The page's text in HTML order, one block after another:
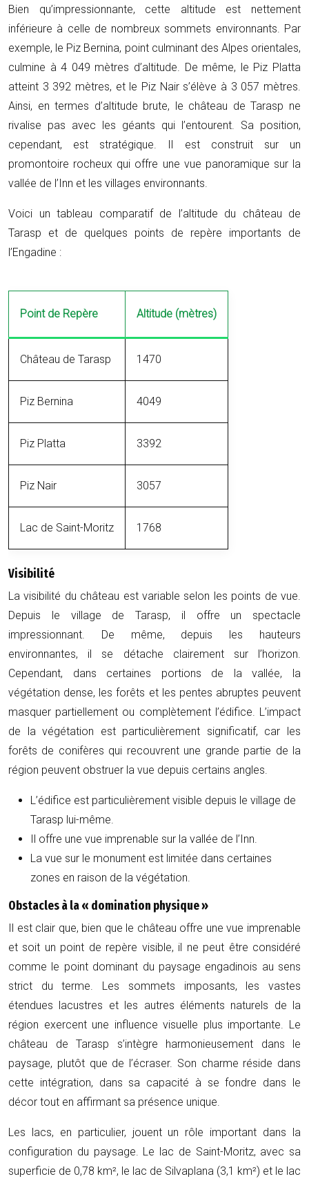
Bien qu’impressionnante, cette altitude est nettement
inférieure à celle de nombreux sommets environnants. Par
exemple, le Piz Bernina, point culminant des Alpes orientales,
culmine à 4 049 mètres d’altitude. De même, le Piz Platta
atteint 3 392 mètres, et le Piz Nair s’élève à 3 057 mètres.
Ainsi, en termes d’altitude brute, le château de Tarasp ne
rivalise pas avec les géants qui l’entourent. Sa position,
cependant, est stratégique. Il est construit sur un
promontoire rocheux qui offre une vue panoramique sur la
vallée de l’Inn et les villages environnants.
Voici un tableau comparatif de l’altitude du château de
Tarasp et de quelques points de repère importants de
l’Engadine :
Point de Repère Altitude (mètres)
Château de Tarasp 1470
Piz Bernina 4049
Piz Platta 3392
Piz Nair 3057
Lac de Saint-Moritz 1768
Visibilité
La visibilité du château est variable selon les points de vue.
Depuis le village de Tarasp, il offre un spectacle
impressionnant. De même, depuis les hauteurs
environnantes, il se détache clairement sur l’horizon.
Cependant, dans certaines portions de la vallée, la
végétation dense, les forêts et les pentes abruptes peuvent
masquer partiellement ou complètement l’édifice. L’impact
de la végétation est particulièrement significatif, car les
forêts de conifères qui recouvrent une grande partie de la
région peuvent obstruer la vue depuis certains angles.
L’édifice est particulièrement visible depuis le village de
Tarasp lui-même.
Il offre une vue imprenable sur la vallée de l’Inn.
La vue sur le monument est limitée dans certaines
zones en raison de la végétation.
Obstacles à la « domination physique »
Il est clair que, bien que le château offre une vue imprenable
et soit un point de repère visible, il ne peut être considéré
comme le point dominant du paysage engadinois au sens
strict du terme. Les sommets imposants, les vastes
étendues lacustres et les autres éléments naturels de la
région exercent une influence visuelle plus importante. Le
château de Tarasp s’intègre harmonieusement dans le
paysage, plutôt que de l’écraser. Son charme réside dans
cette intégration, dans sa capacité à se fondre dans le
décor tout en affirmant sa présence unique.
Les lacs, en particulier, jouent un rôle important dans la
configuration du paysage. Le lac de Saint-Moritz, avec sa
superficie de 0,78 km², le lac de Silvaplana (3,1 km²) et le lac